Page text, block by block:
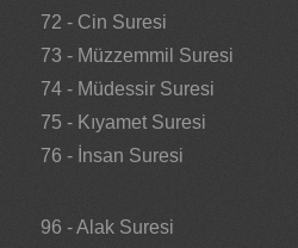
72 - Cin Suresi
73 - Müzzemmil Suresi
74 - Müdessir Suresi
75 - Kıyamet Suresi
76 - İnsan Suresi
96 - Alak Suresi